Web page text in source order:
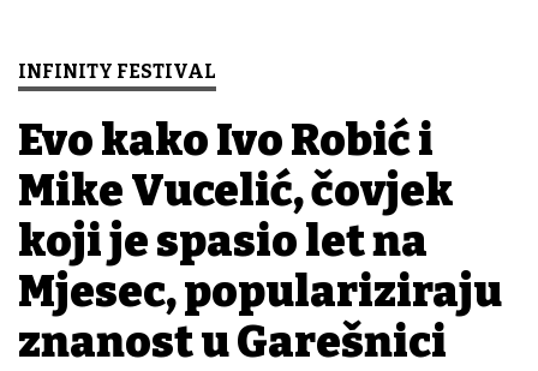
INFINITY FESTIVAL
Evo kako Ivo Robić i
Mike Vucelić, čovjek
koji je spasio let na
Mjesec, populariziraju
znanost u Garešnici